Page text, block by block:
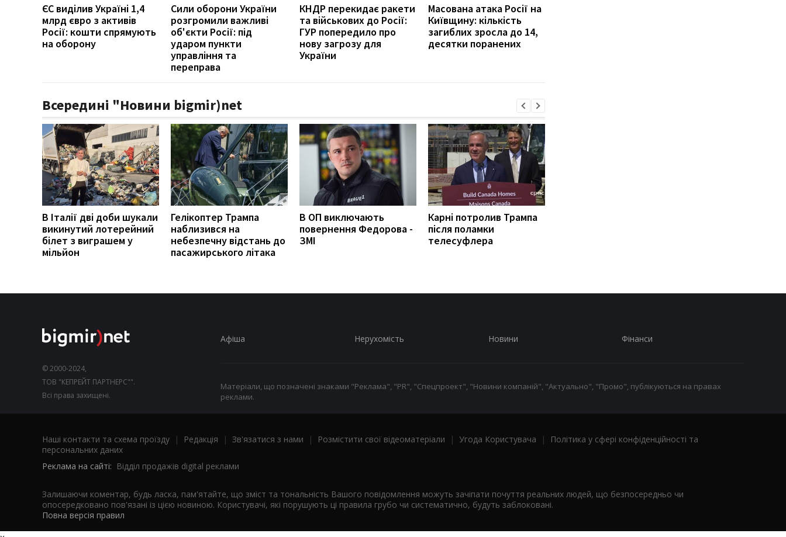
ЄС виділив Україні 1,4
млрд євро з активів
Росії: кошти спрямують
на оборону
Сили оборони України
розгромили важливі
об'єкти Росії: під
ударом пункти
управління та
переправа
КНДР перекидає ракети
та військових до Росії:
ГУР попередило про
нову загрозу для
України
Масована атака Росії на
Київщину: кількість
загиблих зросла до 14,
десятки поранених
Всередині "Новини bigmir)net
В Італії дві доби шукали
викинутий лотерейний
білет з виграшем у
мільйон
Гелікоптер Трампа
наблизився на
небезпечну відстань до
пасажирського літака
В ОП виключають
повернення Федорова -
ЗМІ
Карні потролив Трампа
після поламки
телесуфлера
© 2000-2024,
ТОВ "КЕПРЕЙТ ПАРТНЕРС"".
Всі права захищені.
Афіша Нерухомість Новини Фінанси
Матеріали, що позначені знаками "Реклама", "PR", "Спецпроект", "Новини компаній", "Актуально", "Промо", публікуються на правах
реклами.
Наші контакти та схема проїзду | Редакція | Зв'язатися з нами | Розмістити свої відеоматеріали | Угода Користувача |
Політика у сфері конфіденційності та
персональних даних
Реклама на сайті: Відділ продажів digital реклами
Залишаючи коментар, будь ласка, пам'ятайте, що зміст та тональність Вашого повідомлення можуть зачіпати почуття реальних людей, що безпосередньо чи
опосередковано пов'язані із цією новиною. Користувачі, які порушують ці правила грубо чи систематично, будуть заблоковані.
Повна версія правил